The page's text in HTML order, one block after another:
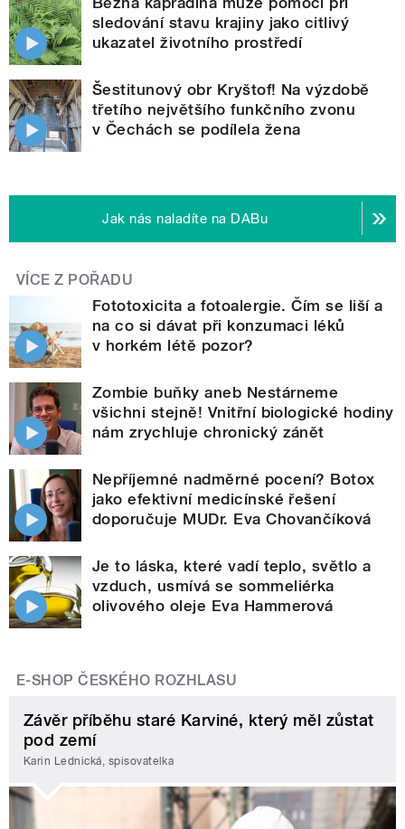
sledování stavu krajiny jako citlivý
ukazatel životního prostředí
Šestitunový obr Kryštof! Na výzdobě
třetího největšího funkčního zvonu
v Čechách se podílela žena
Jak nás naladíte na DABu
VÍCE Z POŘADU
Fototoxicita a fotoalergie. Čím se liší a
na co si dávat při konzumaci léků
v horkém létě pozor?
Zombie buňky aneb Nestárneme
všichni stejně! Vnitřní biologické hodiny
nám zrychluje chronický zánět
Nepříjemné nadměrné pocení? Botox
jako efektivní medicínské řešení
doporučuje MUDr. Eva Chovančíková
Je to láska, které vadí teplo, světlo a
vzduch, usmívá se sommeliérka
olivového oleje Eva Hammerová
E-SHOP ČESKÉHO ROZHLASU
Závěr příběhu staré Karviné, který měl zůstat
pod zemí
Karin Lednická, spisovatelka